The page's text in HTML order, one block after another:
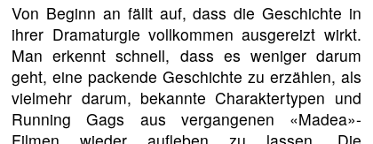
Von Beginn an fällt auf, dass die Geschichte in
ihrer Dramaturgie vollkommen ausgereizt wirkt.
Man erkennt schnell, dass es weniger darum
geht, eine packende Geschichte zu erzählen, als
vielmehr darum, bekannte Charaktertypen und
Running Gags aus vergangenen «Madea»-